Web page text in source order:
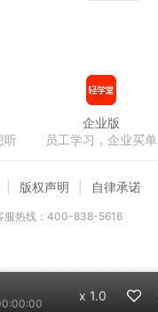
x 1.0
听
企业版
员工学习，企业买单
版权声明 自律承诺
服热线：400-838-5616